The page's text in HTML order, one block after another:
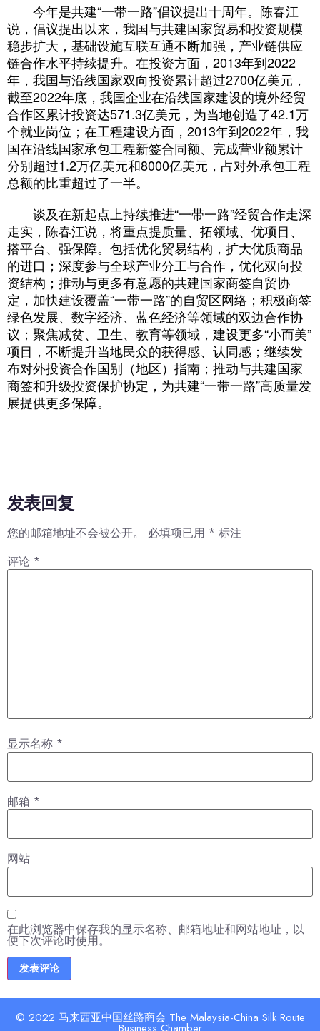
今年是共建“一带一路”倡议提出十周年。陈春江
说，倡议提出以来，我国与共建国家贸易和投资规模
稳步扩大，基础设施互联互通不断加强，产业链供应
链合作水平持续提升。在投资方面，2013年到2022
年，我国与沿线国家双向投资累计超过2700亿美元，
截至2022年底，我国企业在沿线国家建设的境外经贸
合作区累计投资达571.3亿美元，为当地创造了42.1万
个就业岗位；在工程建设方面，2013年到2022年，我
国在沿线国家承包工程新签合同额、完成营业额累计
分别超过1.2万亿美元和8000亿美元，占对外承包工程
总额的比重超过了一半。
谈及在新起点上持续推进“一带一路”经贸合作走深
走实，陈春江说，将重点提质量、拓领域、优项目、
搭平台、强保障。包括优化贸易结构，扩大优质商品
的进口；深度参与全球产业分工与合作，优化双向投
资结构；推动与更多有意愿的共建国家商签自贸协
定，加快建设覆盖“一带一路”的自贸区网络；积极商签
绿色发展、数字经济、蓝色经济等领域的双边合作协
议；聚焦减贫、卫生、教育等领域，建设更多“小而美”
项目，不断提升当地民众的获得感、认同感；继续发
布对外投资合作国别（地区）指南；推动与共建国家
商签和升级投资保护协定，为共建“一带一路”高质量发
展提供更多保障。
发表回复
您的邮箱地址不会被公开。 必填项已用 * 标注
评论 *
显示名称 *
邮箱 *
网站
在此浏览器中保存我的显示名称、邮箱地址和网站地址，以
便下次评论时使用。
© 2022 马来西亚中国丝路商会 The Malaysia-China Silk Route